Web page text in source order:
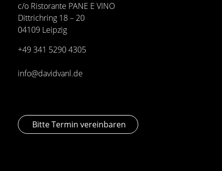
c/o Ristorante PANE E VINO
Dittrichring 18 – 20
04109 Leipzig
+49 341 5290 4305
info@davidvanl.de
Bitte Termin vereinbaren